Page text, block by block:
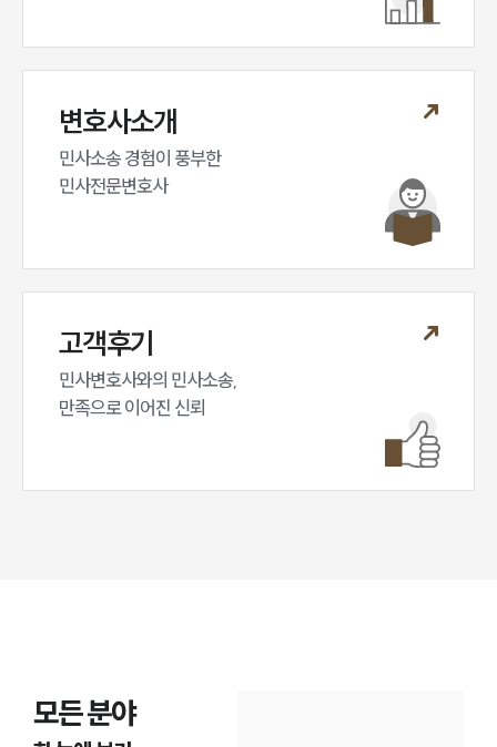
변호사소개
민사소송 경험이 풍부한
민사전문변호사
고객후기
민사변호사와의 민사소송,
만족으로 이어진 신뢰
모든 분야